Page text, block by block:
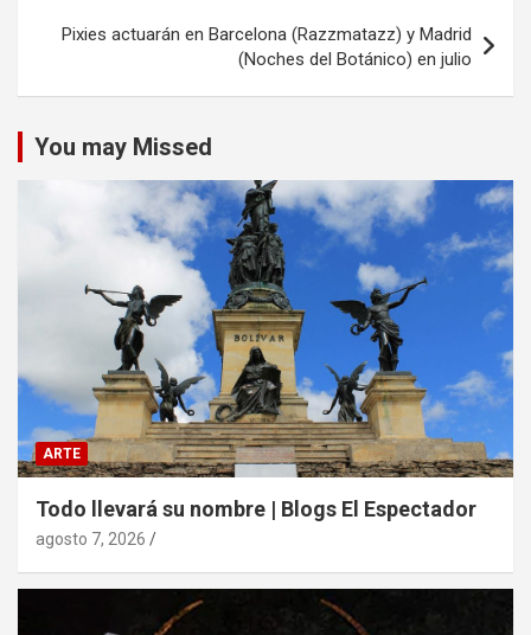
entradas
Pixies actuarán en Barcelona (Razzmatazz) y Madrid
(Noches del Botánico) en julio
You may Missed
ARTE
Todo llevará su nombre | Blogs El Espectador
agosto 7, 2026